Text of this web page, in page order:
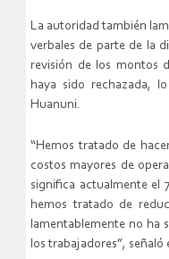
La autoridad también
verbales de parte de la
revisión de los montos
haya sido rechazada,
Huanuni.
“Hemos tratado de
costos mayores de
significa actualmente el
hemos tratado de
lamentablemente no ha
los trabajadores”, señaló